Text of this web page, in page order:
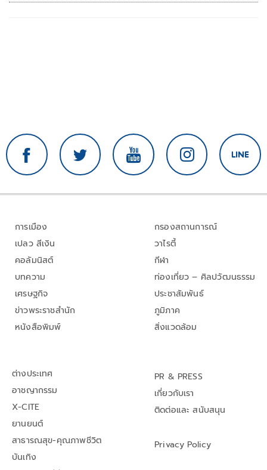
การเมือง
เปลว สีเงิน
คอลัมนิสต์
บทความ
เศรษฐกิจ
ข่าวพระราชสำนัก
หนังสือพิมพ์
กรองสถานการณ์
วาไรตี้
กีฬา
ท่องเที่ยว – ศิลปวัฒนธรรม
ประชาสัมพันธ์
ภูมิภาค
สิ่งแวดล้อม
ต่างประเทศ
อาชญากรรม
X-CITE
ยานยนต์
สาธารณสุข-คุณภาพชีวิต
บันเทิง
PR & PRESS
เกี่ยวกับเรา
ติดต่อและ สนับสนุน
Privacy Policy